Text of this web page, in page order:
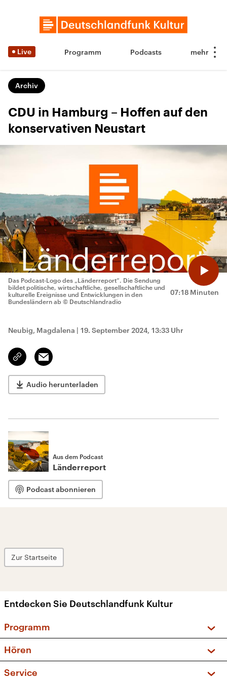
Live Programm Podcasts
Archiv
CDU in Hamburg – Hoffen auf den
konservativen Neustart
07:18 Minuten
Das Podcast-Logo des „Länderreport“. Die Sendung
bildet politische, wirtschaftliche, gesellschaftliche und
kulturelle Ereignisse und Entwicklungen in den
Bundesländern ab © Deutschlandradio
Neubig, Magdalena | 19. September 2024, 13:33 Uhr
Link
kopieren/teilen
Email
Audio herunterladen
Aus dem Podcast
Länderreport
Podcast abonnieren
Zur Startseite
Entdecken Sie Deutschlandfunk Kultur
Programm
Sendungen und Podcasts
Musikliste
Hören
Service